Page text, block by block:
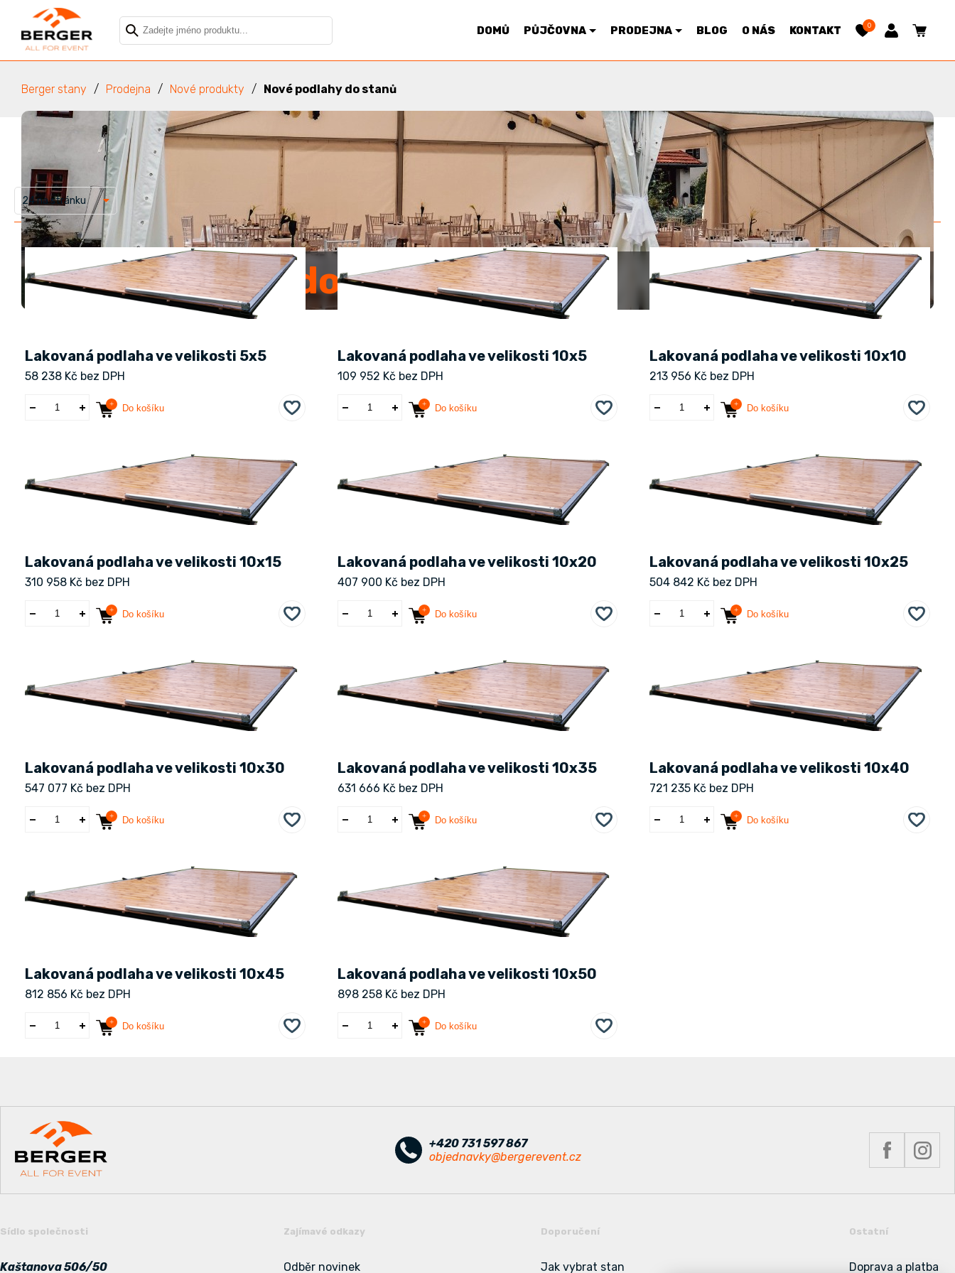
DOMŮ PŮJČOVNA PRODEJNA BLOG O NÁS KONTAKT 0
Berger stany Prodejna Nové produkty Nové podlahy do stanů
Nové podlahy do stanů
KATEGORIE
24 na stránku Řazení: Výchozí
Lakovaná podlaha ve velikosti 5x5
58 238 Kč bez DPH
Do košíku
Lakovaná podlaha ve velikosti 10x5
109 952 Kč bez DPH
Do košíku
Lakovaná podlaha ve velikosti 10x10
213 956 Kč bez DPH
Do košíku
Lakovaná podlaha ve velikosti 10x15
310 958 Kč bez DPH
Do košíku
Lakovaná podlaha ve velikosti 10x20
407 900 Kč bez DPH
Do košíku
Lakovaná podlaha ve velikosti 10x25
504 842 Kč bez DPH
Do košíku
Lakovaná podlaha ve velikosti 10x30
547 077 Kč bez DPH
Do košíku
Lakovaná podlaha ve velikosti 10x35
631 666 Kč bez DPH
Do košíku
Lakovaná podlaha ve velikosti 10x40
721 235 Kč bez DPH
Do košíku
Lakovaná podlaha ve velikosti 10x45
812 856 Kč bez DPH
Do košíku
Lakovaná podlaha ve velikosti 10x50
898 258 Kč bez DPH
Do košíku
+420 731 597 867
objednavky@bergerevent.cz
Sídlo společnosti
Kaštanova 506/50
Zajímavé odkazy
Odběr novinek
Doporučení
Jak vybrat stan
Ostatní
Doprava a platba